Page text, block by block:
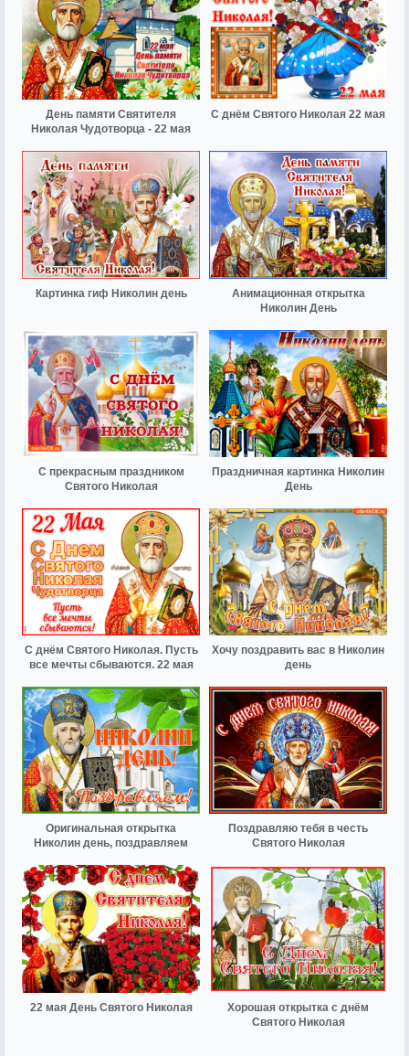
День памяти Святителя
Николая Чудотворца - 22 мая
С днём Святого Николая 22 мая
Картинка гиф Николин день
Анимационная открытка
Николин День
С прекрасным праздником
Святого Николая
Праздничная картинка Николин
День
С днём Святого Николая. Пусть
все мечты сбываются. 22 мая
Хочу поздравить вас в Николин
день
Оригинальная открытка
Николин день, поздравляем
Поздравляю тебя в честь
Святого Николая
22 мая День Святого Николая
Хорошая открытка с днём
Святого Николая